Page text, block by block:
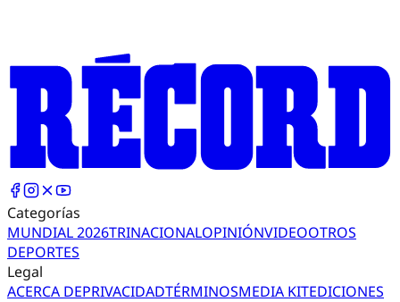
Categorías
MUNDIAL 2026TRINACIONALOPINIÓNVIDEOOTROS
DEPORTES
Legal
ACERCA DEPRIVACIDADTÉRMINOSMEDIA KITEDICIONES